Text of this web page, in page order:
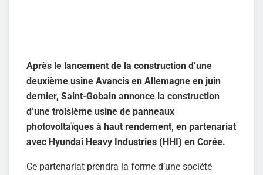
Après le lancement de la construction d’une
deuxième usine Avancis en Allemagne en juin
dernier, Saint-Gobain annonce la construction
d’une troisième usine de panneaux
photovoltaïques à haut rendement, en partenariat
avec Hyundai Heavy Industries (HHI) en Corée.
Ce partenariat prendra la forme d’une société